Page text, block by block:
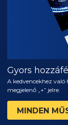
Gyors
A kedvencekhez
megjelenő „+” jelre.
MINDEN